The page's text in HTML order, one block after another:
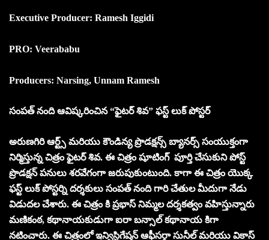
Executive Producer: Ramesh Iggidi
PRO: Veerababu
Producers: Narsing, Unnam Ramesh
సంపత్ నంది ఆవిష్కరించిన “ఫైటర్ శివ” ఫస్ట్ లుక్ పోస్టర్
అరుణగిరి ఆర్ట్స్ మరియు కౌండిన్య ప్రొడక్షన్స్ బ్యానర్స్ సంయుక్తంగా
నిర్మిస్తున్న చిత్రం ఫైటర్ శివ. ఈ చిత్రం షూటింగ్ పూర్తి చేసుకుని పోస్ట్
ప్రొడక్షన్ పనులు శరవేగంగా జరుపుకుంటుంది. కాగా ఈ చిత్రం యొక్క
ఫస్ట్ లుక్ పోస్టర్ని దర్శకులు సంపత్ నంది గారి చేతుల మీదుగా నేడు
విడుదల చేశారు. ఈ చిత్రం కి ప్రభాస్ నిమ్మల దర్శకత్వం వహిస్తున్నారు
మణికంఠ, కథానాయకుడుగా ఐరా బన్సాల్ కథానాయ కిగా
నటించారు. ఈ చిత్రంలో ఇన్విస్టిగేషన్ ఆఫీసర్గా సునీల్ మరియు వికాస్